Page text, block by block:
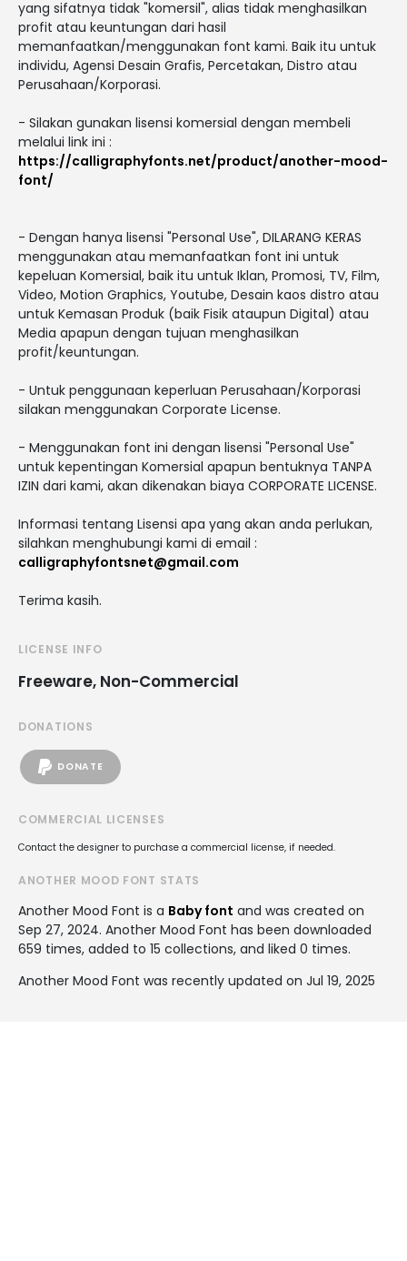
yang sifatnya tidak "komersil", alias tidak menghasilkan
profit atau keuntungan dari hasil
memanfaatkan/menggunakan font kami. Baik itu untuk
individu, Agensi Desain Grafis, Percetakan, Distro atau
Perusahaan/Korporasi.
- Silakan gunakan lisensi komersial dengan membeli
melalui link ini :
https://calligraphyfonts.net/product/another-mood-
font/
- Dengan hanya lisensi "Personal Use", DILARANG KERAS
menggunakan atau memanfaatkan font ini untuk
kepeluan Komersial, baik itu untuk Iklan, Promosi, TV, Film,
Video, Motion Graphics, Youtube, Desain kaos distro atau
untuk Kemasan Produk (baik Fisik ataupun Digital) atau
Media apapun dengan tujuan menghasilkan
profit/keuntungan.
- Untuk penggunaan keperluan Perusahaan/Korporasi
silakan menggunakan Corporate License.
- Menggunakan font ini dengan lisensi "Personal Use"
untuk kepentingan Komersial apapun bentuknya TANPA
IZIN dari kami, akan dikenakan biaya CORPORATE LICENSE.
Informasi tentang Lisensi apa yang akan anda perlukan,
silahkan menghubungi kami di email :
calligraphyfontsnet@gmail.com
Terima kasih.
LICENSE INFO
Freeware, Non-Commercial
DONATIONS
DONATE
COMMERCIAL LICENSES
Contact the designer to purchase a commercial license, if needed.
ANOTHER MOOD FONT STATS
Another Mood Font is a Baby font and was created on
Sep 27, 2024. Another Mood Font has been downloaded
659 times, added to 15 collections, and liked 0 times.
Another Mood Font was recently updated on Jul 19, 2025